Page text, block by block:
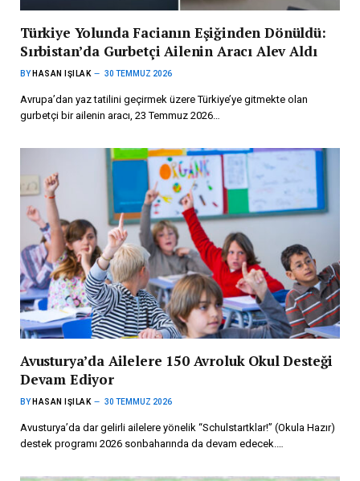
Türkiye Yolunda Facianın Eşiğinden Dönüldü:
Sırbistan’da Gurbetçi Ailenin Aracı Alev Aldı
BY HASAN IŞILAK 30 TEMMUZ 2026
Avrupa’dan yaz tatilini geçirmek üzere Türkiye’ye gitmekte olan
gurbetçi bir ailenin aracı, 23 Temmuz 2026…
Avusturya’da Ailelere 150 Avroluk Okul Desteği
Devam Ediyor
BY HASAN IŞILAK 30 TEMMUZ 2026
Avusturya’da dar gelirli ailelere yönelik “Schulstartklar!” (Okula Hazır)
destek programı 2026 sonbaharında da devam edecek.…